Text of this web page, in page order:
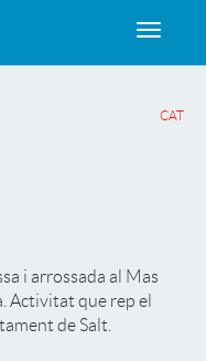
Toggle
CAT
i arrossada al Mas
Activitat que rep el
de Salt.